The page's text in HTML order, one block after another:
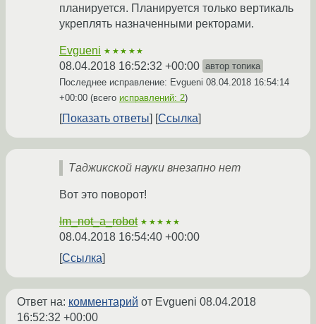
планируется. Планируется только вертикаль
укреплять назначенными ректорами.
Evgueni ★★★★★
08.04.2018 16:52:32 +00:00 автор топика
Последнее исправление: Evgueni 08.04.2018 16:54:14
+00:00 (всего исправлений: 2)
Показать ответы Ссылка
Таджикской науки внезапно нет
Вот это поворот!
Im_not_a_robot ★★★★★
08.04.2018 16:54:40 +00:00
Ссылка
Ответ на: комментарий от Evgueni 08.04.2018
16:52:32 +00:00